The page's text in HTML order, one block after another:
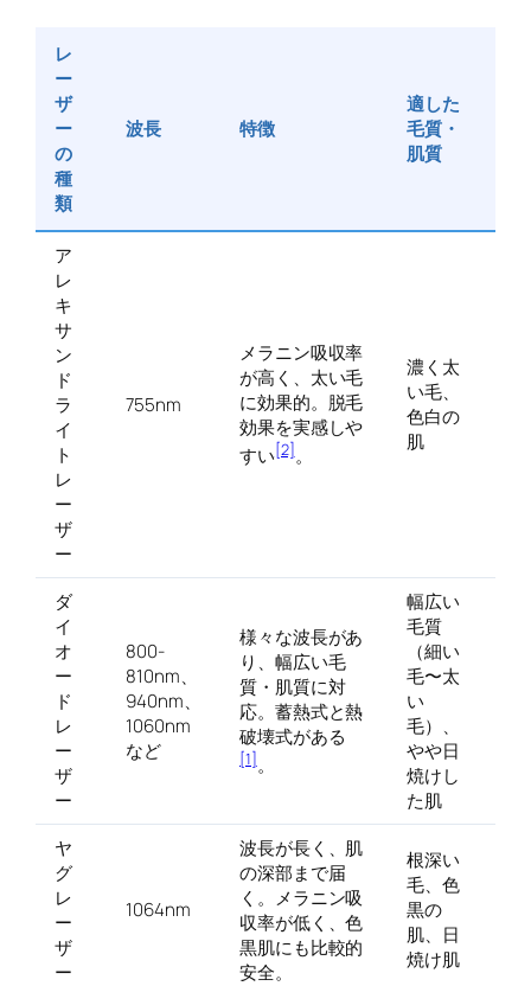
レ
ー
ザ
ー
の
種
類
波長 特徴
適した
毛質・
肌質
ア
レ
キ
サ
ン
ド
ラ
イ
ト
レ
ー
ザ
ー
755nm
メラニン吸収率
が高く、太い毛
に効果的。脱毛
効果を実感しや
すい[2]。
濃く太
い毛、
色白の
肌
ダ
イ
オ
ー
ド
レ
ー
ザ
ー
800-
810nm、
940nm、
1060nm
など
様々な波長があ
り、幅広い毛
質・肌質に対
応。蓄熱式と熱
破壊式がある
[1]。
幅広い
毛質
（細い
毛〜太
い
毛）、
やや日
焼けし
た肌
ヤ
グ
レ
ー
ザ
ー
1064nm
波長が長く、肌
の深部まで届
く。メラニン吸
収率が低く、色
黒肌にも比較的
安全。
根深い
毛、色
黒の
肌、日
焼け肌